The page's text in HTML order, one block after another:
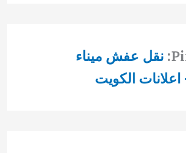
نقل عفش ميناء
اعلانات الكويت